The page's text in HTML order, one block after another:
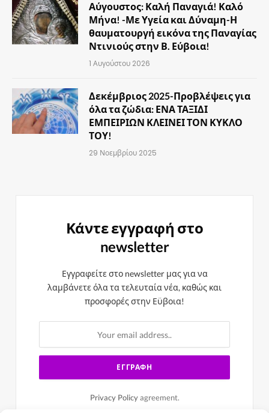
Αύγουστος: Καλή Παναγιά! Καλό
Μήνα! -Με Υγεία και Δύναμη-Η
θαυματουργή εικόνα της Παναγίας
Ντινιούς στην Β. Εύβοια!
1 Αυγούστου 2026
Δεκέμβριος 2025-Προβλέψεις για
όλα τα ζώδια: ΕΝΑ ΤΑΞΙΔΙ
ΕΜΠΕΙΡΙΩΝ ΚΛΕΙΝΕΙ ΤΟΝ ΚΥΚΛΟ
ΤΟΥ!
29 Νοεμβρίου 2025
Κάντε εγγραφή στο
newsletter
Εγγραφείτε στο newsletter μας για να
λαμβάνετε όλα τα τελευταία νέα, καθώς και
προσφορές στην Εϋβοια!
Privacy Policyagreement.